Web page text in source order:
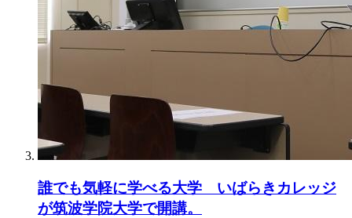
誰でも気軽に学べる大学 いばらきカレッジ
が筑波学院大学で開講。